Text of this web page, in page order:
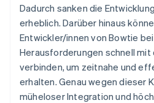
Dadurch sanken die
erheblich. Darüber hinaus
Entwickler/innen von Bowtie
Herausforderungen schnell
verbinden, um zeitnahe und
erhalten. Genau wegen dieser
müheloser Integration und